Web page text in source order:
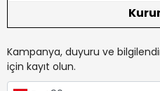
Kampanya, duyuru ve
için kayıt olun.